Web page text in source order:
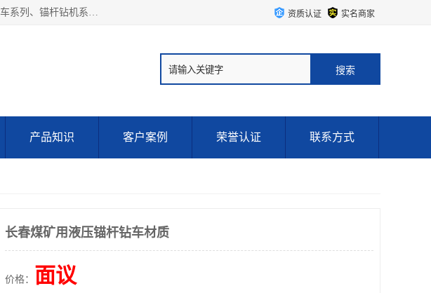
江西鑫通机械制造有限公司主营产品：履带装载机（扒渣机）系列、凿岩台车系列、湿喷台车系列、采矿台车系列、锚杆钻机系列、梭式矿车系列、电机车系列、砼搅拌运输车系列及后配套系列。公司在不断提升自身技术研发能力的同时引进德国、瑞典等国外先进技术和工艺，广泛征询用户意见，扬长避短，日趋完善和成熟，赢得了广大用户的青睐。 资质认证 实名商家
产品知识 客户案例 荣誉认证 联系方式
长春煤矿用液压锚杆钻车材质
价格： 面议